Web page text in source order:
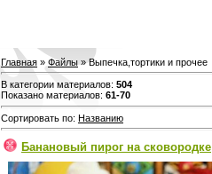
Главная » Файлы » Выпечка,тортики и прочее
В категории материалов: 504
Показано материалов: 61-70
Сортировать по: Названию
Банановый пирог на сковородке